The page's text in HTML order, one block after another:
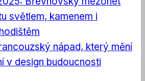
světlem, kamenem i
nápad, který mění
v design budoucnosti